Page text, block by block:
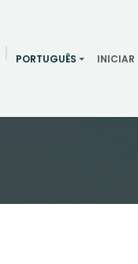
PORTUGUÊS INICIAR